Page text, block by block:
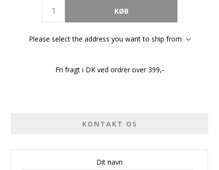
Please select the address you want to ship from
Fri fragt i DK ved ordrer over 399,-
KONTAKT OS
Dit navn